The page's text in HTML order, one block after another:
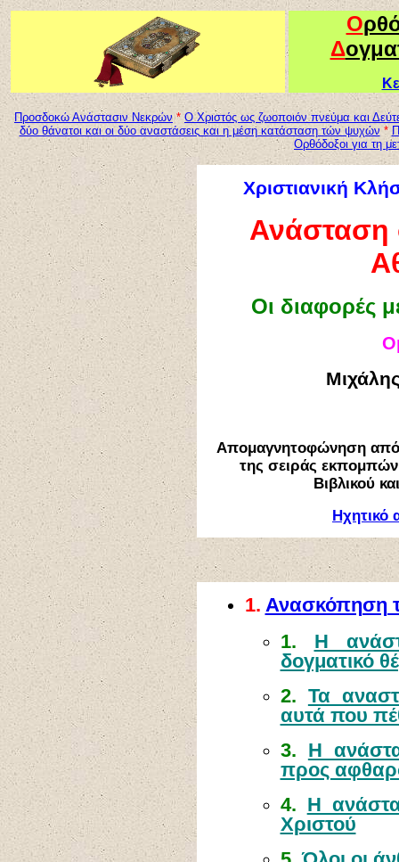
Ο
Δ
Προσδοκώ Ανάστασιν Νεκρών * Ο Χριστός ως ζωοποιόν πνεύμα και
δύο θάνατοι και οι δύο αναστάσειςκαι η μέση κατάσταση τών ψυχών * Π
Ορθόδοξοι για τη
Χριστιανική
Ανάσταση
Οι διαφορές
Απομαγνητοφώνηση από
της σειράς
Βιβλικού
Ηχητικό
1. Ανασκόπηση
1. Η
δογματικό
2. Τα
αυτά που
3. Η
προς
4. Η
Χριστού